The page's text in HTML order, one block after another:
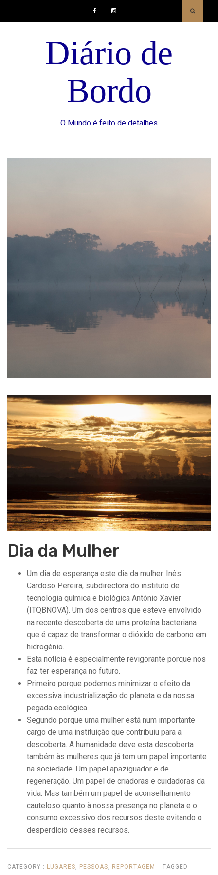
Facebook
Diário de
Bordo
O Mundo é feito de detalhes
Dia da Mulher
Um dia de esperança este dia da mulher. Inês
Cardoso Pereira, subdirectora do instituto de
tecnologia química e biológica António Xavier
(ITQBNOVA). Um dos centros que esteve envolvido
na recente descoberta de uma proteína bacteriana
que é capaz de transformar o dióxido de carbono em
hidrogénio.
Esta notícia é especialmente revigorante porque nos
faz ter esperança no futuro.
Primeiro porque podemos minimizar o efeito da
excessiva industrialização do planeta e da nossa
pegada ecológica.
Segundo porque uma mulher está num importante
cargo de uma instituição que contribuiu para a
descoberta. A humanidade deve esta descoberta
também às mulheres que já tem um papel importante
na sociedade. Um papel apaziguador e de
regeneração. Um papel de criadoras e cuidadoras da
vida. Mas também um papel de aconselhamento
cauteloso quanto à nossa presença no planeta e o
consumo excessivo dos recursos deste evitando o
desperdício desses recursos.
CATEGORY : LUGARES PESSOAS REPORTAGEM TAGGED